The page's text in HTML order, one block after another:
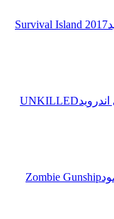
Survival Island
UNKILLED
Zombie